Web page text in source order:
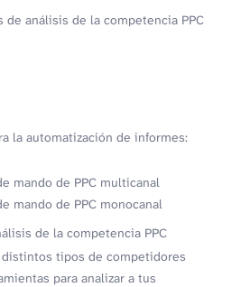
de análisis de la competencia PPC
la automatización de informes:
mando de PPC multicanal
mando de PPC monocanal
de la competencia PPC
distintos tipos de competidores
para analizar a tus